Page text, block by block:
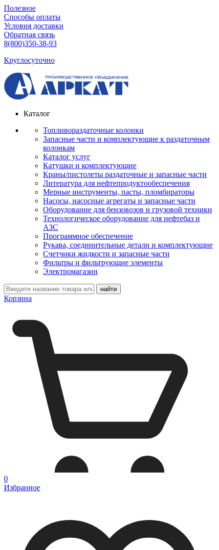
Полезное
Способы оплаты
Условия доставки
Обратная связь
8(800)350-38-93
Круглосуточно
Каталог
Топливораздаточные колонки
Запасные части и комплектующие к раздаточным
колонкам
Каталог услуг
Катушки и комплектующие
Краны/пистолеты раздаточные и запасные части
Литература для нефтепродуктообеспечения
Мерные инструменты, пасты, пломбираторы
Насосы, насосные агрегаты и запасные части
Оборудование для бензовозов и грузовой техники
Технологическое оборудование для нефтебаз и
АЗС
Программное обеспечение
Рукава, соединительные детали и комплектующие
Счетчики жидкости и запасные части
Фильтры и фильтрующие элементы
Электромагазин
Корзина
0
Избранное